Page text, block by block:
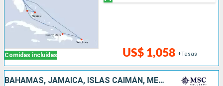
Comidas incluidas US$ 1,058 +Tasas
BAHAMAS, JAMAICA, ISLAS CAIMÁN, MÉXICO, ESTADOS UNIDOS